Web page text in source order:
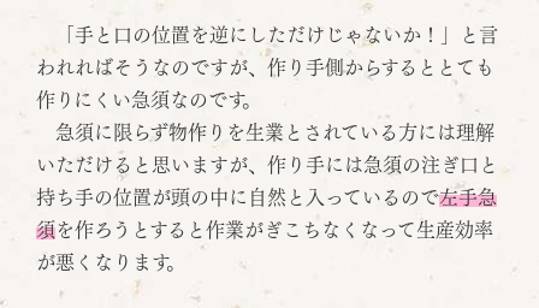
「手と口の位置を逆にしただけじゃないか！」と言
われればそうなのですが、作り手側からするととても
作りにくい急須なのです。
急須に限らず物作りを生業とされている方には理解
いただけると思いますが、作り手には急須の注ぎ口と
持ち手の位置が頭の中に自然と入っているので左手急
須を作ろうとすると作業がぎこちなくなって生産効率
が悪くなります。